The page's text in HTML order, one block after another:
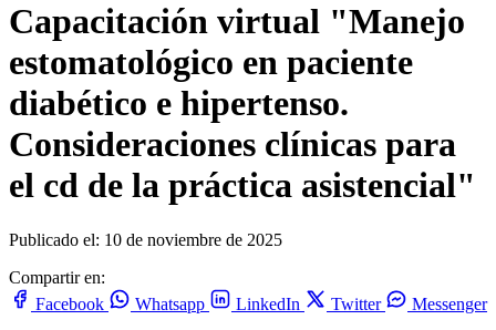
Capacitación virtual "Manejo
estomatológico en paciente
diabético e hipertenso.
Consideraciones clínicas para
el cd de la práctica asistencial"
Publicado el: 10 de noviembre de 2025
Compartir en:
Facebook
Whatsapp LinkedIn Twitter
Messenger